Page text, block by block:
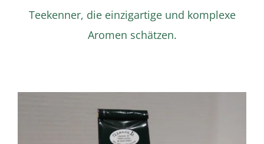
Teekenner, die einzigartige und komplexe
Aromen schätzen.